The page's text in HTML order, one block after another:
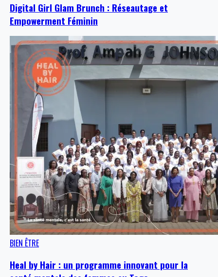
Digital Girl Glam Brunch : Réseautage et
Empowerment Féminin
BIEN ÊTRE
Heal by Hair : un programme innovant pour la